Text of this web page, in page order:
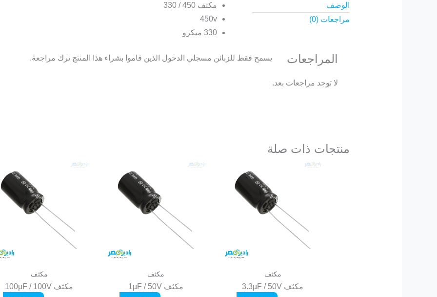
الوصف
مراجعات (0)
مكثف 450 / 330
450v
330 ميكرو
المراجعات
لا توجد مراجعات بعد.
يسمح فقط للزبائن مسجلي الدخول الذين قاموا بشراء هذا المنتج ترك مراجعة.
منتجات ذات صلة
مكثف
مكثف 3.3µF / 50V
مكثف
مكثف 1µF / 50V
مكثف
مكثف 100µF / 100V